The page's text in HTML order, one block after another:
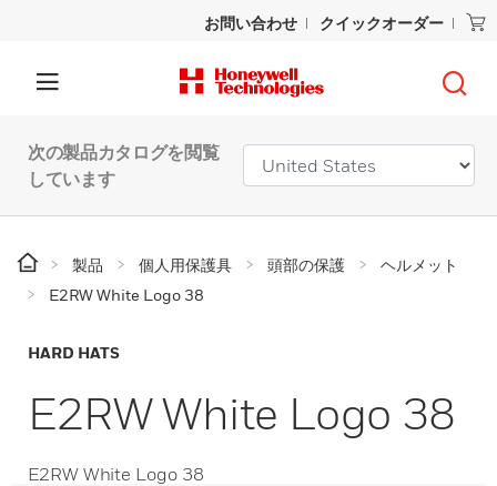
お問い合わせ クイックオーダー
次の製品カタログを閲覧
しています
製品 個人用保護具 頭部の保護
ヘルメット
E2RW White Logo 38
HARD HATS
E2RW White Logo 38
E2RW White Logo 38